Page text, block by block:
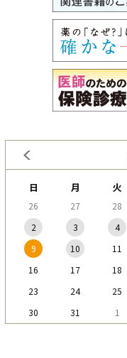
日 月 火
26 27 28
2
3 4
9
10 11
16
17 18
23
24 25
30
31 1